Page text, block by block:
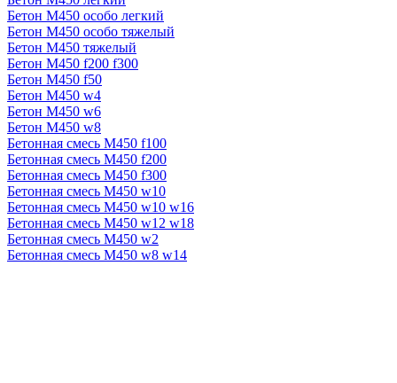
Бетон М450 особо легкий
Бетон М450 особо тяжелый
Бетон М450 тяжелый
Бетон М450 f200 f300
Бетон М450 f50
Бетон М450 w4
Бетон М450 w6
Бетон М450 w8
Бетонная смесь М450 f100
Бетонная смесь М450 f200
Бетонная смесь М450 f300
Бетонная смесь М450 w10
Бетонная смесь М450 w10 w16
Бетонная смесь М450 w12 w18
Бетонная смесь М450 w2
Бетонная смесь М450 w8 w14